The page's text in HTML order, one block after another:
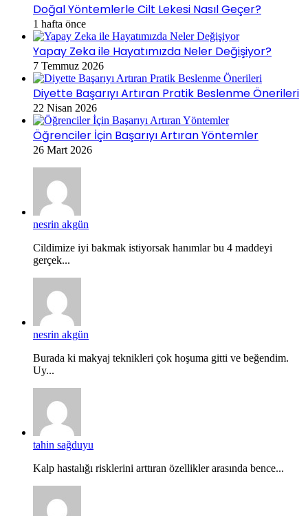
Doğal Yöntemlerle Cilt Lekesi Nasıl Geçer?
1 hafta önce
Yapay Zeka ile Hayatımızda Neler Değişiyor?
7 Temmuz 2026
Diyette Başarıyı Artıran Pratik Beslenme Önerileri
22 Nisan 2026
Öğrenciler İçin Başarıyı Artıran Yöntemler
26 Mart 2026
nesrin akgün
Cildimize iyi bakmak istiyorsak hanımlar bu 4 maddeyi
gerçek...
nesrin akgün
Burada ki makyaj teknikleri çok hoşuma gitti ve beğendim.
Uy...
tahin sağduyu
Kalp hastalığı risklerini arttıran özellikler arasında bence...